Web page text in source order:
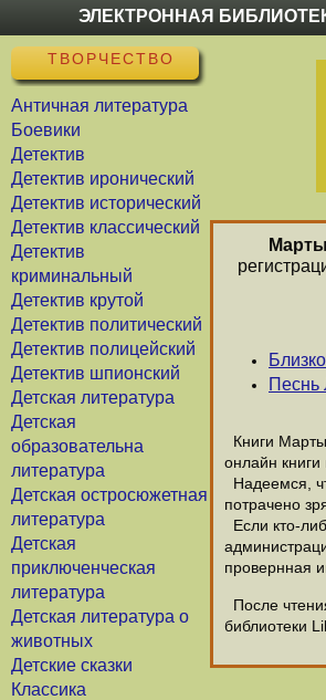
ЭЛЕКТРОННАЯ
ТВОРЧЕСТВО
Античная литература
Боевики
Детектив
Детектив иронический
Детектив исторический
Детектив классический
Детектив
криминальный
Детектив крутой
Детектив политический
Детектив полицейский
Детектив шпионский
Детская литература
Детская
образовательна
литература
Детская остросюжетная
литература
Детская
приключенческая
литература
Детская литература о
животных
Детские сказки
Классика
Песнь
Книги
онлайн
Надеемся,
потрачено
Если кто-
провернная
После
библиотеки